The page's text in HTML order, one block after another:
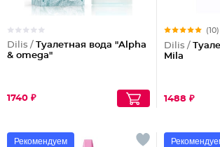
Dilis / Туалетная вода "Alpha
& omega"
1740 ₽
(10)
Dilis /
Mila
1488 ₽
Рекомендуем